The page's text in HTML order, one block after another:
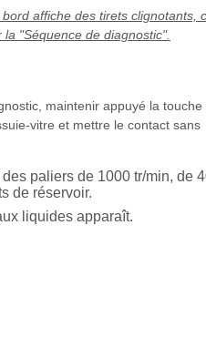
affiche des tirets clignotants,
"Séquence de diagnostic".
maintenir appuyé la touche
vitre et mettre le contact sans
paliers de 1000 tr/min, de
de réservoir.
liquides apparaît.